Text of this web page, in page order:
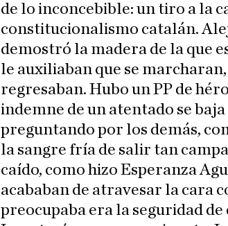
de lo inconcebible: un tiro a la
constitucionalismo catalán.
demostró la madera de la que
le auxiliaban que se
regresaban. Hubo un PP de
indemne de un atentado se
preguntando por los demás,
la sangre fría de salir tan
caído, como hizo Esperanza
acababan de atravesar la cara
preocupaba era la seguridad